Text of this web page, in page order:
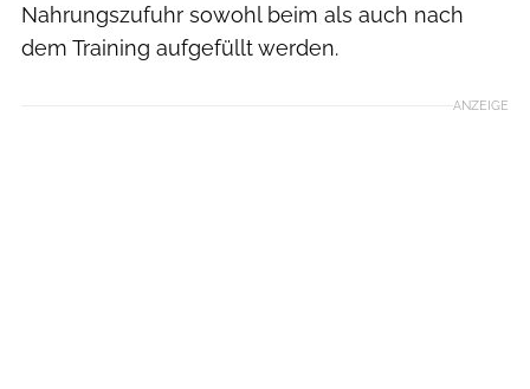
Nahrungszufuhr sowohl beim als auch nach
dem Training aufgefüllt werden.
ANZEIGE